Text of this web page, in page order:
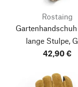
Rostaing
lange Stulpe,
42,90 €